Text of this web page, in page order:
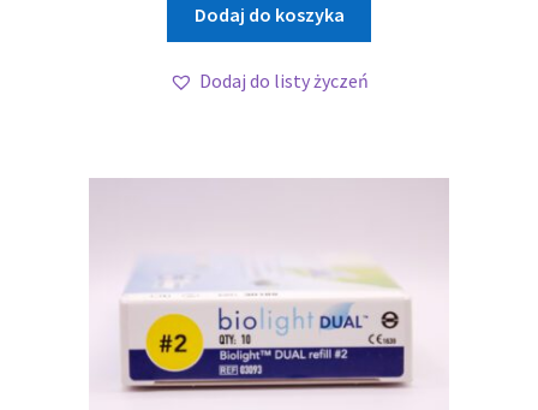
Dodaj do koszyka
Dodaj do listy życzeń